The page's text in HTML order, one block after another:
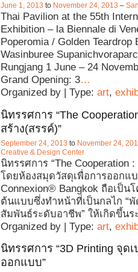
June 1, 2013 to November 24, 2013 –
Thai Pavilion at the 55th
Exhibition – la Biennale di
Poperomia / Golden Teardrop
Wasinburee
Rungjang 1 June – 24
Grand Opening: 3…
Organized by | Type: art,
นิทรรศการ “The
สร้าง(สรรค์)”
September 24, 2013 to November 24,
Creative & Design Center
นิทรรศการ “The Cooperation
โดยห้องสมุดวัสดุเพื่อการออกแ
Connexion® Bangkok ถือเป็นโ
ต้นแบบซึ่งทำหน้าที่เป็นกลไก “
สัมพันธ์ระดับอาชีพ” ให้เกิดขึ้นร
Organized by | Type: art,
นิทรรศการ “3D Printing จุด
ออกแบบ”